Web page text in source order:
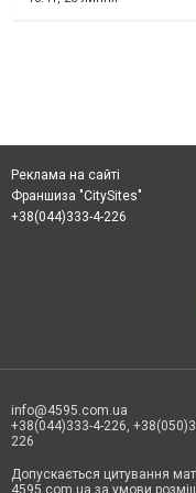
Реклама на сайті
Франшиза "CitySites"
+38(044)333-4-226
info@4595.com.ua
+38(044)333-4-226,
226
Допускається цитування
4595.com.ua за умови